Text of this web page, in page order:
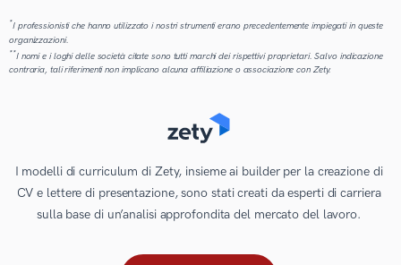
*I professionisti che hanno utilizzato i nostri strumenti erano precedentemente impiegati in queste
organizzazioni.
**I nomi e i loghi delle società citate sono tutti marchi dei rispettivi proprietari. Salvo indicazione
contraria, tali riferimenti non implicano alcuna affiliazione o associazione con Zety.
I modelli di curriculum di Zety, insieme ai builder per la creazione di
CV e lettere di presentazione, sono stati creati da esperti di carriera
sulla base di un’analisi approfondita del mercato del lavoro.